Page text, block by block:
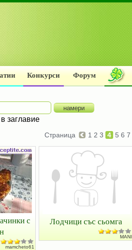
Конкурси Форум
заглавие
Страница 1 2 3 4 5 6 7
с
mamcheto61
Лодчици със сьомга
MANI